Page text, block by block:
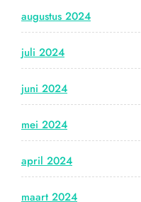
augustus 2024
juli 2024
juni 2024
mei 2024
april 2024
maart 2024